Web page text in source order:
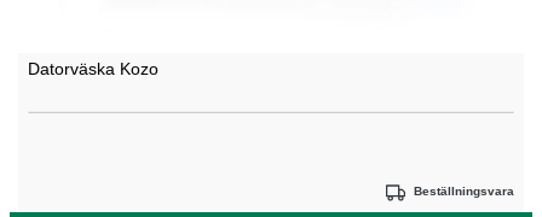
Datorväska Kozo
Beställningsvara